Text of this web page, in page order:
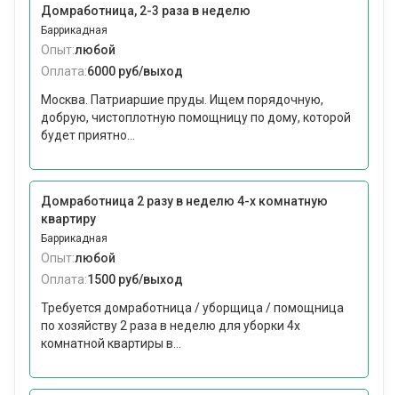
Домработница, 2-3 раза в неделю
Баррикадная
Опыт:любой
Оплата:6000 руб/выход
Москва. Патриаршие пруды. Ищем порядочную,
добрую, чистоплотную помощницу по дому, которой
будет приятно...
Домработница 2 разу в неделю 4-х комнатную
квартиру
Баррикадная
Опыт:любой
Оплата:1500 руб/выход
Требуется домработница / уборщица / помощница
по хозяйству 2 раза в неделю для уборки 4х
комнатной квартиры в...